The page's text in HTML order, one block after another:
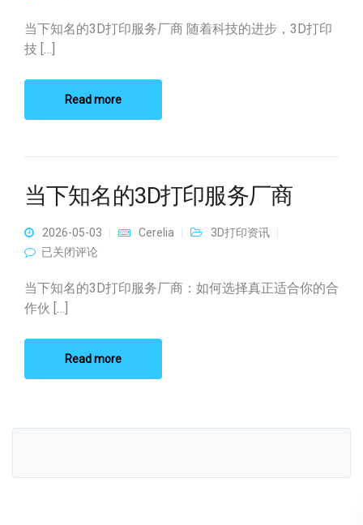
当下知名的3D打印服务厂商 随着科技的进步，3D打印
技 […]
Read more
当下知名的3D打印服务厂商
2026-05-03 Cerelia
3D打印资讯
当下知名的3D打印服务厂商
已关闭评论
当下知名的3D打印服务厂商：如何选择真正适合你的合
作伙 […]
Read more